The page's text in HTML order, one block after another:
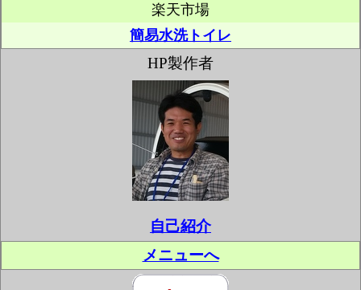
楽天市場
簡易水洗トイレ
HP製作者
自己紹介
メニューへ